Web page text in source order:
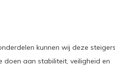
kunnen wij deze
doen aan stabiliteit, veiligheid en